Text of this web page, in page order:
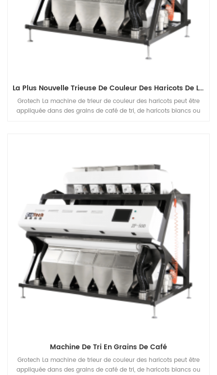
La Plus Nouvelle Trieuse De Couleur Des Haricots De L'innovation Technologique Pour Différents Haricots Triés
Grotech La machine de trieur de couleur des haricots peut être
appliquée dans des grains de café de tri, de haricots blancs ou
Machine De Tri En Grains De Café
Grotech La machine de trieur de couleur des haricots peut être
appliquée dans des grains de café de tri, de haricots blancs ou